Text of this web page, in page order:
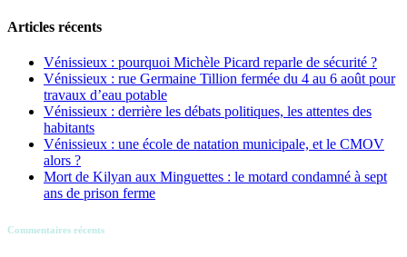
Articles récents
Vénissieux : pourquoi Michèle Picard reparle de sécurité ?
Vénissieux : rue Germaine Tillion fermée du 4 au 6 août pour
travaux d’eau potable
Vénissieux : derrière les débats politiques, les attentes des
habitants
Vénissieux : une école de natation municipale, et le CMOV
alors ?
Mort de Kilyan aux Minguettes : le motard condamné à sept
ans de prison ferme
Commentaires récents